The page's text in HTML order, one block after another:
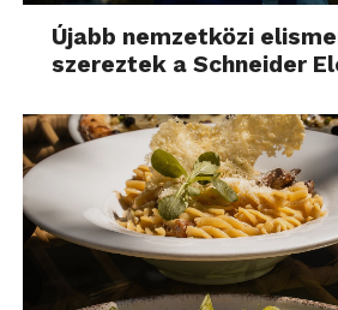
Újabb nemzetközi
szereztek a Schneider